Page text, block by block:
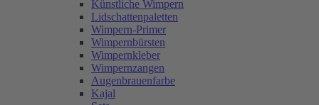
Künstliche Wimpern
Lidschattenpaletten
Wimpern-Primer
Wimpernbürsten
Wimpernkleber
Wimpernzangen
Augenbrauenfarbe
Kajal